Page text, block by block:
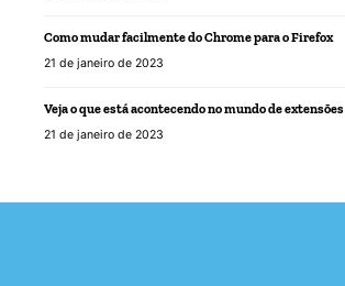
Como mudar facilmente do Chrome para o Firefox
21 de janeiro de 2023
Veja o que está acontecendo no mundo de extensões
21 de janeiro de 2023